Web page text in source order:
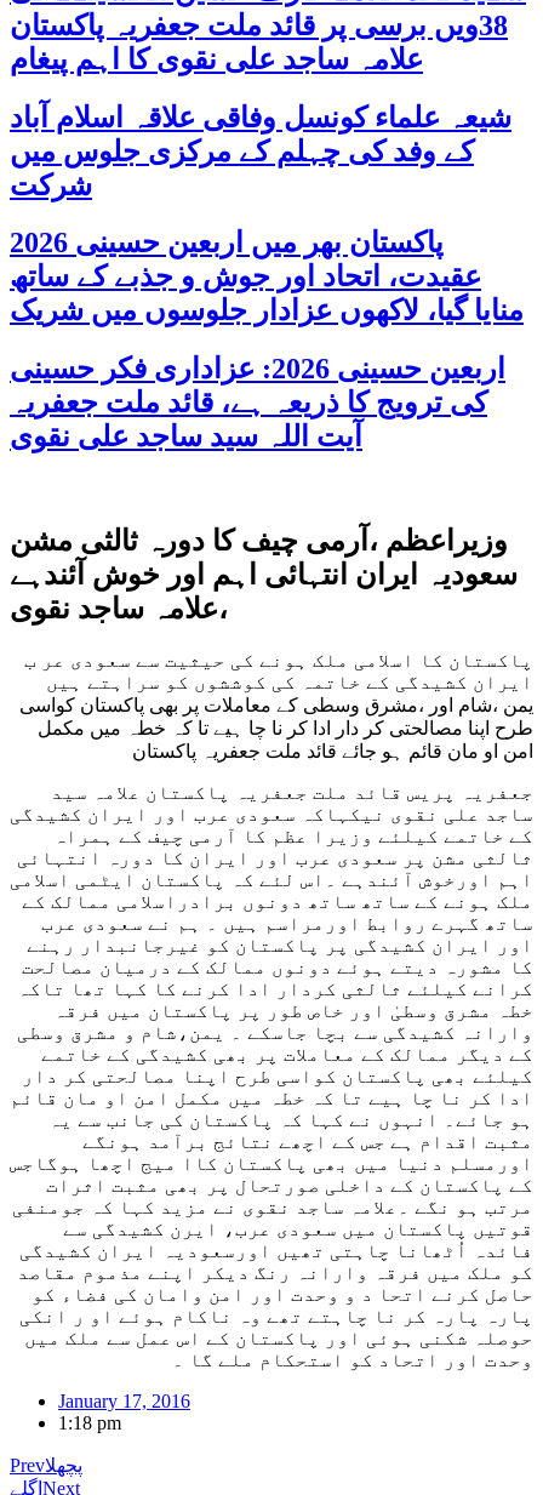
38ویں برسی پر قائد ملت جعفریہ پاکستان
علامہ ساجد علی نقوی کا اہم پیغام
شیعہ علماء کونسل وفاقی علاقہ اسلام آباد
کے وفد کی چہلم کے مرکزی جلوس میں
شرکت
پاکستان بھر میں اربعین حسینی 2026
عقیدت، اتحاد اور جوش و جذبے کے ساتھ
منایا گیا، لاکھوں عزادار جلوسوں میں شریک
اربعین حسینی 2026: عزاداری فکر حسینی
کی ترویج کا ذریعہ ہے، قائد ملت جعفریہ
آیت اللہ سید ساجد علی نقوی
وزیراعظم ،آرمی چیف کا دورہ ثالثی مشن
سعودیہ ایران انتہائی اہم اور خوش آئندہے
،علامہ ساجد نقوی
پاکستان کا اسلامی ملک ہونے کی حیثیت سے سعودی عر ب
ایران کشیدگی کے خاتمہ کی کوششوں کو سراہتے ہیں
یمن ،شام اور ،مشرق وسطی کے معاملات پر بھی پاکستان کواسی
طرح اپنا مصالحتی کر دار ادا کر نا چا ہیے تا کہ خطہ میں مکمل
امن او مان قائم ہو جائے قائد ملت جعفریہ پاکستان
جعفریہ پریس قائد ملت جعفریہ پاکستان علامہ سید
ساجد علی نقوی نیکہاکہ سعودی عرب اور ایران کشیدگی
کے خاتمے کیلئے وزیرا عظم کا آرمی چیف کے ہمراہ
ثالثی مشن پر سعودی عرب اور ایران کا دورہ انتہائی
اہم اورخوش آئندہے ۔اس لئے کہ پاکستان ایٹمی اسلامی
ملک ہونے کے ساتھ ساتھ دونوں برادراسلامی ممالک کے
ساتھ گہرے روابط اورمراسم ہیں ۔ ہم نے سعودی عرب
اور ایران کشیدگی پر پاکستان کو غیرجانبدار رہنے
کا مشورہ دیتے ہوئے دونوں ممالک کے درمیان مصالحت
کرانے کیلئے ثالثی کردار ادا کرنے کا کہا تھا تاکہ
خطہ مشرق وسطیٰ اور خاص طور پر پاکستان میں فرقہ
وارانہ کشیدگی سے بچا جاسکے ۔ یمن،شام و مشرق وسطی
کے دیگر ممالک کے معاملات پر بھی کشیدگی کے خاتمے
کیلئے بھی پاکستان کواسی طرح اپنا مصالحتی کر دار
ادا کر نا چا ہیے تا کہ خطہ میں مکمل امن او مان قائم
ہو جائے۔ انہوں نے کہا کہ پاکستان کی جانب سے یہ
مثبت اقدام ہے جس کے اچھے نتائج برآمد ہونگے
اورمسلم دنیا میں بھی پاکستان کاا میج اچھا ہوگاجس
کے پاکستان کے داخلی صورتحال پر بھی مثبت اثرات
مرتب ہو نگے ۔علامہ ساجد نقوی نے مزید کہا کہ جومنفی
قوتیں پاکستان میں سعودی عرب، ایرن کشیدگی سے
فائدہ اُٹھانا چاہتی تھیں اورسعودیہ ایران کشیدگی
کو ملک میں فرقہ وارانہ رنگ دیکر اپنے مذموم مقاصد
حاصل کرنے اتحا د و وحدت اور امن وامان کی فضاء کو
پارہ پارہ کر نا چاہتے تھے وہ ناکام ہوئے او ر انکی
حوصلہ شکنی ہوئی اور پاکستان کے اس عمل سے ملک میں
وحدت اور اتحاد کو استحکام ملے گا ۔
January 17, 2016
1:18 pm
Prevپچھلا
اگلے Next